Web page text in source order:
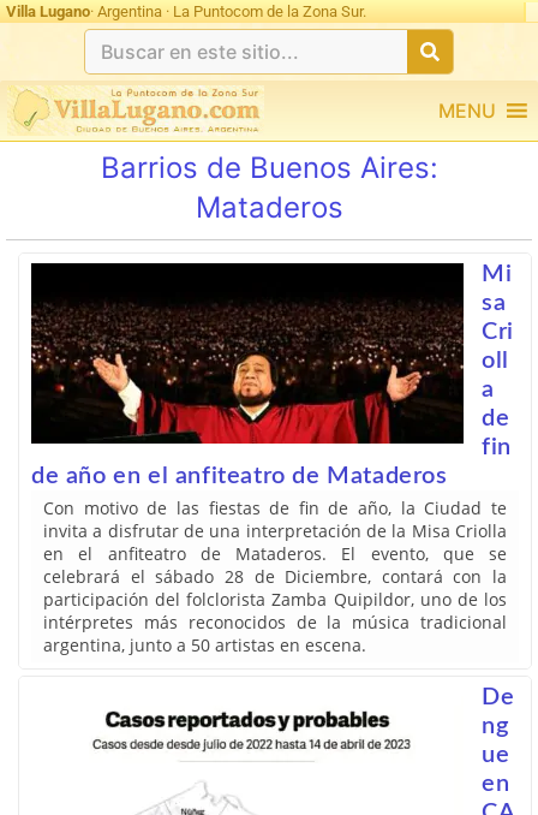
Villa Lugano· Argentina · La Puntocom de la Zona Sur.
MENU
Barrios de Buenos Aires:
Mataderos
Mi
sa
Cri
oll
a
de
fin
de año en el anfiteatro de Mataderos
Con motivo de las fiestas de fin de año, la Ciudad te
invita a disfrutar de una interpretación de la Misa Criolla
en el anfiteatro de Mataderos. El evento, que se
celebrará el sábado 28 de Diciembre, contará con la
participación del folclorista Zamba Quipildor, uno de los
intérpretes más reconocidos de la música tradicional
argentina, junto a 50 artistas en escena.
De
ng
ue
en